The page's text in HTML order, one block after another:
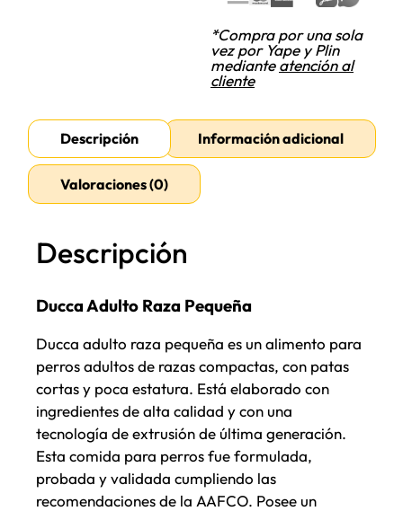
*Compra por una sola
vez por Yape y Plin
medianteatención al
cliente
Descripción Información adicional
Valoraciones (0)
Descripción
Ducca Adulto Raza Pequeña
Ducca adulto raza pequeña es un alimento para
perros adultos de razas compactas, con patas
cortas y poca estatura. Está elaborado con
ingredientes de alta calidad y con una
tecnología de extrusión de última generación.
Esta comida para perros fue formulada,
probada y validada cumpliendo las
recomendaciones de la AAFCO. Posee un